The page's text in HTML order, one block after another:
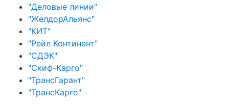
"Деловые линии"
"ЖелдорАльянс"
"КИТ"
"Рейл Континент"
"СДЭК"
"Скиф-Карго"
"ТрансГарант"
"ТрансКарго"